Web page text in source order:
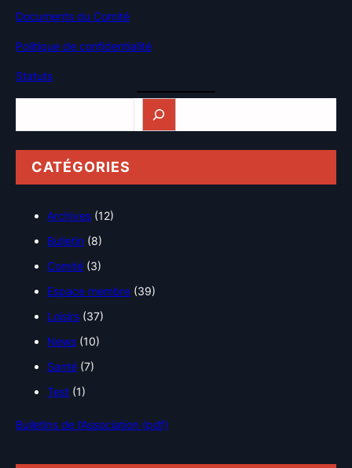
Documents du Comité
Politique de confidentialité
Statuts
CATÉGORIES
Archives (12)
Bulletin (8)
Comité (3)
Espace membre (39)
Loisirs (37)
News (10)
Santé (7)
Test (1)
Bulletins de l’Association (pdf)